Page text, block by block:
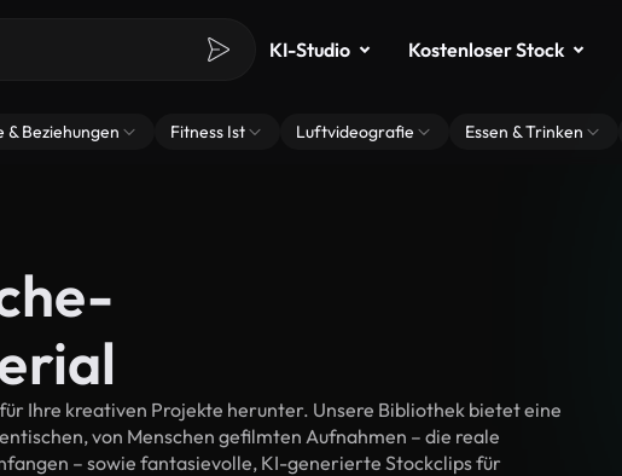
KI-Studio Kostenloser Stock
& Beziehungen Fitness Ist Luftvideografie Essen & Trinken
Ihre kreativen Projekte herunter. Unsere Bibliothek bietet eine
von Menschen gefilmten Aufnahmen – die reale
– sowie fantasievolle, KI-generierte Stockclips für